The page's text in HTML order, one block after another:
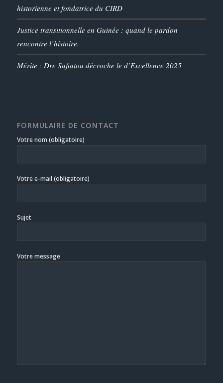
historienne et fondatrice du CIRD
Justice transitionnelle en Guinée : quand le pardon
rencontre l’histoire.
Mérite : Dre Safiatou décroche le d’Excellence 2025
FORMULAIRE DE CONTACT
Votre nom (obligatoire)
Votre e-mail (obligatoire)
Sujet
Votre message